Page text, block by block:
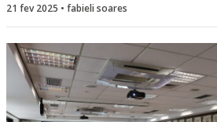
21 fev 2025 • fabieli soares